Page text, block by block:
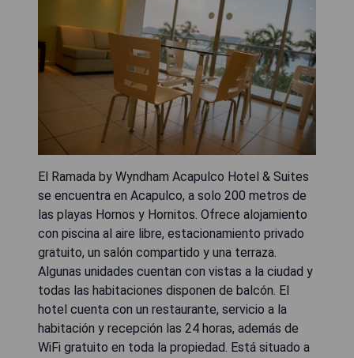
El Ramada by Wyndham Acapulco Hotel & Suites
se encuentra en Acapulco, a solo 200 metros de
las playas Hornos y Hornitos. Ofrece alojamiento
con piscina al aire libre, estacionamiento privado
gratuito, un salón compartido y una terraza.
Algunas unidades cuentan con vistas a la ciudad y
todas las habitaciones disponen de balcón. El
hotel cuenta con un restaurante, servicio a la
habitación y recepción las 24 horas, además de
WiFi gratuito en toda la propiedad. Está situado a